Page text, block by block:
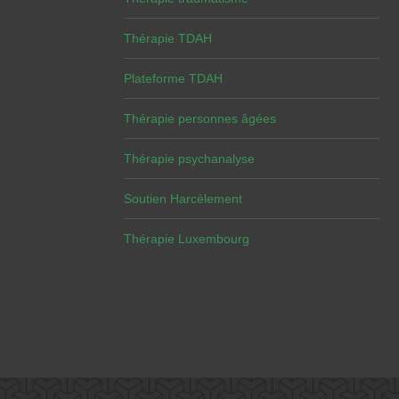
Thérapie TDAH
Plateforme TDAH
Thérapie personnes âgées
Thérapie psychanalyse
Soutien Harcèlement
Thérapie Luxembourg